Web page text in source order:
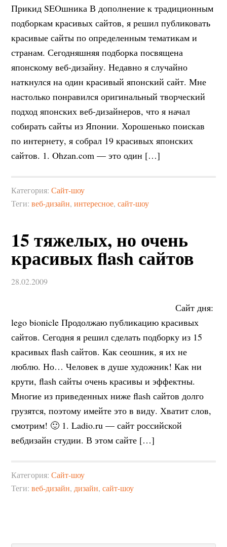
Прикид SEOшника В дополнение к традиционным
подборкам красивых сайтов, я решил публиковать
красивые сайты по определенным тематикам и
странам. Сегодняшняя подборка посвящена
японскому веб-дизайну. Недавно я случайно
наткнулся на один красивый японский сайт. Мне
настолько понравился оригинальный творческий
подход японских веб-дизайнеров, что я начал
собирать сайты из Японии. Хорошенько поискав
по интернету, я собрал 19 красивых японских
сайтов. 1. Ohzan.com — это один […]
Категория:Сайт-шоу
Теги:веб-дизайн,интересное,сайт-шоу
15 тяжелых, но очень
красивых flash сайтов
28.02.2009
Сайт дня:
lego bionicle Продолжаю публикацию красивых
сайтов. Сегодня я решил сделать подборку из 15
красивых flash сайтов. Как сеошник, я их не
люблю. Но… Человек в душе художник! Как ни
крути, flash сайты очень красивы и эффектны.
Многие из приведенных ниже flash сайтов долго
грузятся, поэтому имейте это в виду. Хватит слов,
смотрим! 🙂 1. Ladio.ru — сайт российской
вебдизайн студии. В этом сайте […]
Категория:Сайт-шоу
Теги:веб-дизайн, дизайн,сайт-шоу